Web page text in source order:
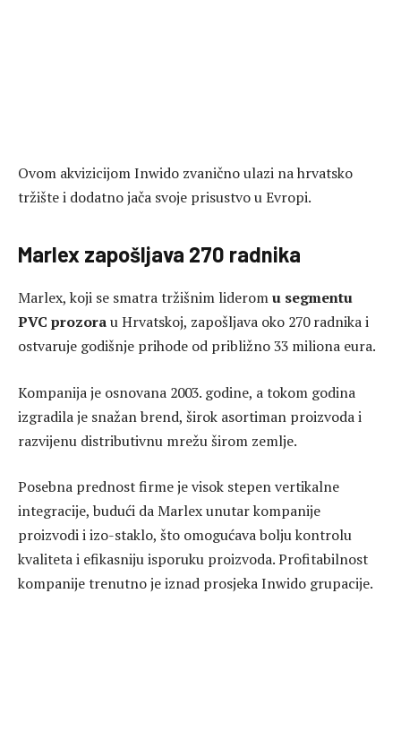
Ovom akvizicijom Inwido zvanično ulazi na hrvatsko
tržište i dodatno jača svoje prisustvo u Evropi.
Marlex zapošljava 270 radnika
Marlex, koji se smatra tržišnim lideromu segmentu
PVC prozorau Hrvatskoj, zapošljava oko 270 radnika i
ostvaruje godišnje prihode od približno 33 miliona eura.
Kompanija je osnovana 2003. godine, a tokom godina
izgradila je snažan brend, širok asortiman proizvoda i
razvijenu distributivnu mrežu širom zemlje.
Posebna prednost firme je visok stepen vertikalne
integracije, budući da Marlex unutar kompanije
proizvodi i izo-staklo, što omogućava bolju kontrolu
kvaliteta i efikasniju isporuku proizvoda. Profitabilnost
kompanije trenutno je iznad prosjeka Inwido grupacije.